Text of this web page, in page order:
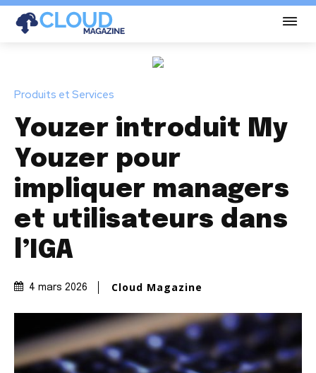
Produits et Services
Youzer introduit My
Youzer pour
impliquer managers
et utilisateurs dans
l’IGA
4 mars 2026 Cloud Magazine